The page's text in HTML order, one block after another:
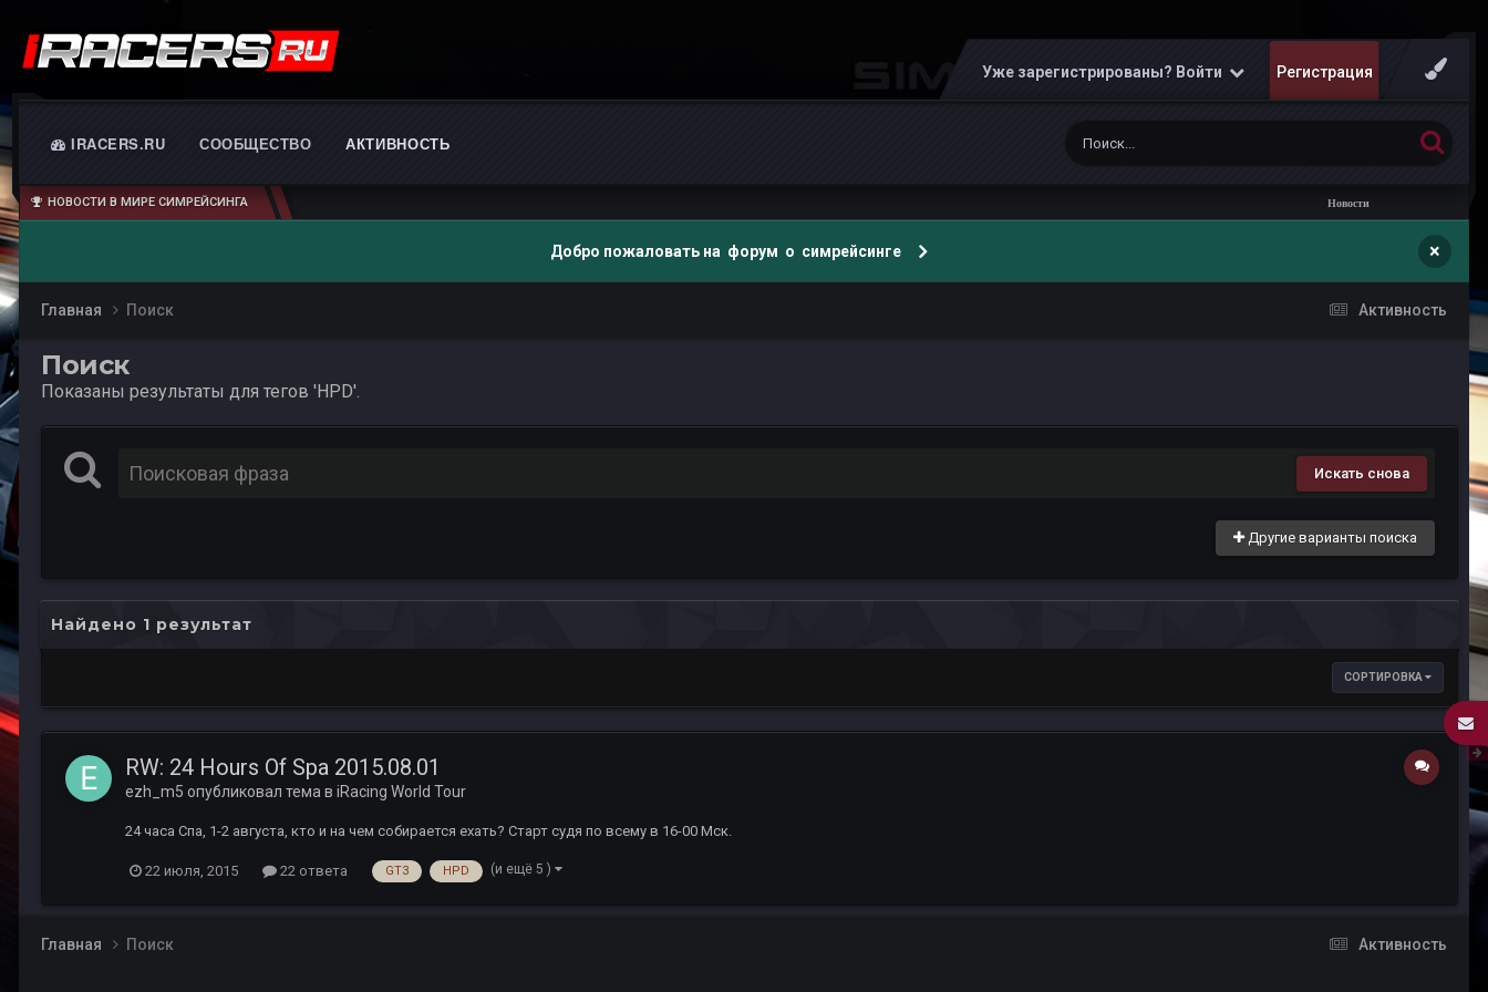
Уже зарегистрированы? Войти Регистрация
IRACERS.RU СООБЩЕСТВО АКТИВНОСТЬ
НОВОСТИ В МИРЕ СИМРЕЙСИНГА Новости
Добро пожаловать на форум о симрейсинге ×
Активность
Главная Поиск
Поиск
Показаны результаты для тегов 'HPD'.
Искать снова
Другие варианты поиска
Найдено 1 результат
СОРТИРОВКА
RW: 24 Hours Of Spa 2015.08.01
ezh_m5 опубликовал тема в iRacing World Tour
24 часа Спа, 1-2 августа, кто и на чем собирается ехать? Старт судя по всему в 16-00 Мск.
22 июля, 2015 22 ответа GT3 HPD (и ещё 5 )
Активность
Главная Поиск